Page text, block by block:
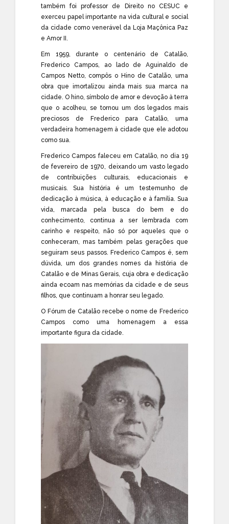
também foi professor de Direito no CESUC e
exerceu papel importante na vida cultural e social
da cidade como venerável da Loja Maçônica Paz
e Amor II.
Em 1959, durante o centenário de Catalão,
Frederico Campos, ao lado de Aguinaldo de
Campos Netto, compôs o Hino de Catalão, uma
obra que imortalizou ainda mais sua marca na
cidade. O hino, símbolo de amor e devoção à terra
que o acolheu, se tornou um dos legados mais
preciosos de Frederico para Catalão, uma
verdadeira homenagem à cidade que ele adotou
como sua.
Frederico Campos faleceu em Catalão, no dia 19
de fevereiro de 1970, deixando um vasto legado
de contribuições culturais, educacionais e
musicais. Sua história é um testemunho de
dedicação à música, à educação e à família. Sua
vida, marcada pela busca do bem e do
conhecimento, continua a ser lembrada com
carinho e respeito, não só por aqueles que o
conheceram, mas também pelas gerações que
seguiram seus passos. Frederico Campos é, sem
dúvida, um dos grandes nomes da história de
Catalão e de Minas Gerais, cuja obra e dedicação
ainda ecoam nas memórias da cidade e de seus
filhos, que continuam a honrar seu legado.
O Fórum de Catalão recebe o nome de Frederico
Campos como uma homenagem a essa
importante figura da cidade.